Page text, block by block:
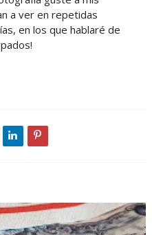
a ver en repetidas
en los que hablaré de